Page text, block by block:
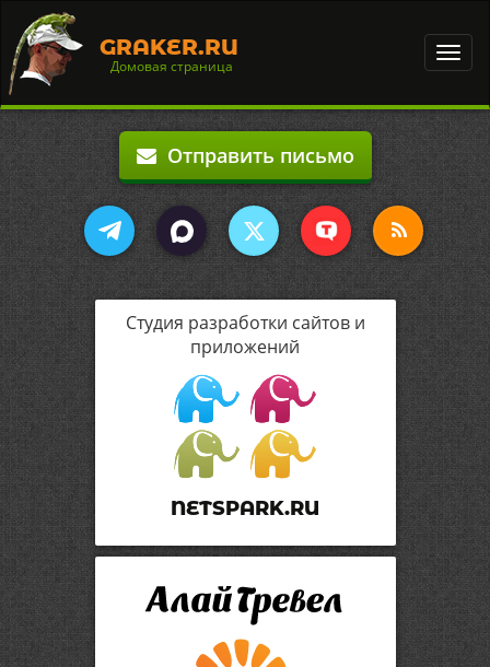
GRAKER.RU
Домовая страница
Отправить письмо
Студия разработки сайтов и
приложений
NETSPARK.RU